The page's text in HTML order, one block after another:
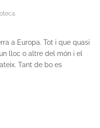
.
a Europa. Tot i que quasi
lloc o altre del món i el
Tant de bo es